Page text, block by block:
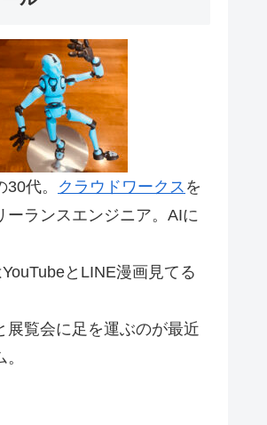
代。 クラウドワークス を
ーランスエンジニア。AIに
とLINE漫画見てる
展覧会に足を運ぶのが最近